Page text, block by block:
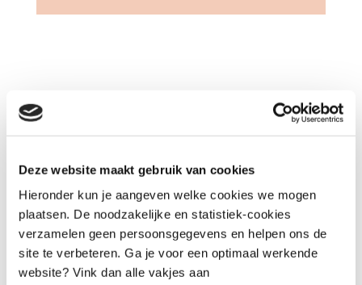
Deze website maakt gebruik van cookies
Hieronder kun je aangeven welke cookies we mogen
plaatsen. De noodzakelijke en statistiek-cookies
verzamelen geen persoonsgegevens en helpen ons de
site te verbeteren. Ga je voor een optimaal werkende
website? Vink dan alle vakjes aan